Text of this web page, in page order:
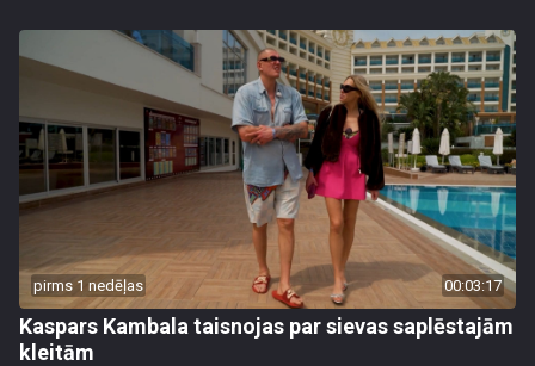
pirms 1 nedēļas 00:03:17
Kaspars Kambala taisnojas par sievas saplēstajām
kleitām